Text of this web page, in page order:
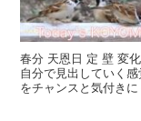
春分 天恩日 定 壁 変
自分で見出していく
をチャンスと気付き